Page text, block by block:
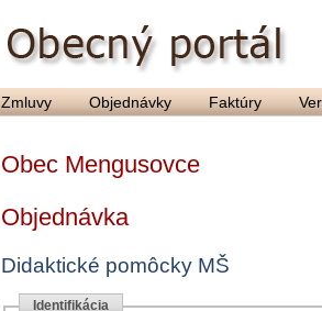
Zmluvy Objednávky Faktúry
Obec Mengusovce
Objednávka
Didaktické pomôcky MŠ
Identifikácia